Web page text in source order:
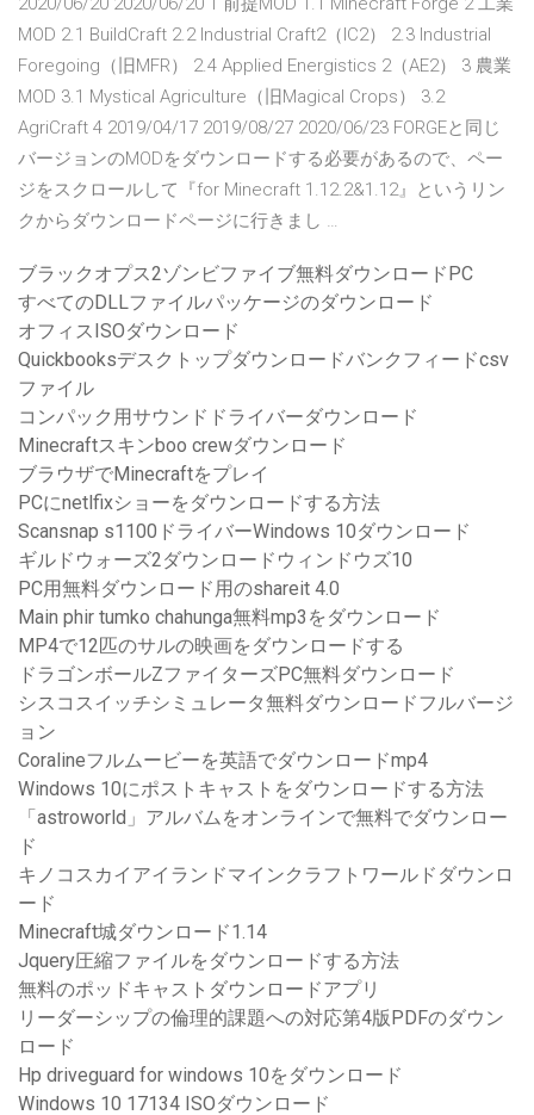
MOD 2.1 BuildCraft 2.2 Industrial Craft2（IC2） 2.3 Industrial
Foregoing（旧MFR） 2.4 Applied Energistics 2（AE2） 3 農業
MOD 3.1 Mystical Agriculture（旧Magical Crops） 3.2
AgriCraft 4 2019/04/17 2019/08/27 2020/06/23 FORGEと同じ
バージョンのMODをダウンロードする必要があるので、ペー
ジをスクロールして『for Minecraft 1.12.2&1.12』というリン
クからダウンロードページに行きまし …
ブラックオプス2ゾンビファイブ無料ダウンロードPC
すべてのDLLファイルパッケージのダウンロード
オフィスISOダウンロード
Quickbooksデスクトップダウンロードバンクフィードcsv
ファイル
コンパック用サウンドドライバーダウンロード
Minecraftスキンboo crewダウンロード
ブラウザでMinecraftをプレイ
PCにnetlfixショーをダウンロードする方法
Scansnap s1100ドライバーWindows 10ダウンロード
ギルドウォーズ2ダウンロードウィンドウズ10
PC用無料ダウンロード用のshareit 4.0
Main phir tumko chahunga無料mp3をダウンロード
MP4で12匹のサルの映画をダウンロードする
ドラゴンボールZファイターズPC無料ダウンロード
シスコスイッチシミュレータ無料ダウンロードフルバージ
ョン
Coralineフルムービーを英語でダウンロードmp4
Windows 10にポストキャストをダウンロードする方法
「astroworld」アルバムをオンラインで無料でダウンロー
ド
キノコスカイアイランドマインクラフトワールドダウンロ
ード
Minecraft城ダウンロード1.14
Jquery圧縮ファイルをダウンロードする方法
無料のポッドキャストダウンロードアプリ
リーダーシップの倫理的課題への対応第4版PDFのダウン
ロード
Hp driveguard for windows 10をダウンロード
Windows 10 17134 ISOダウンロード